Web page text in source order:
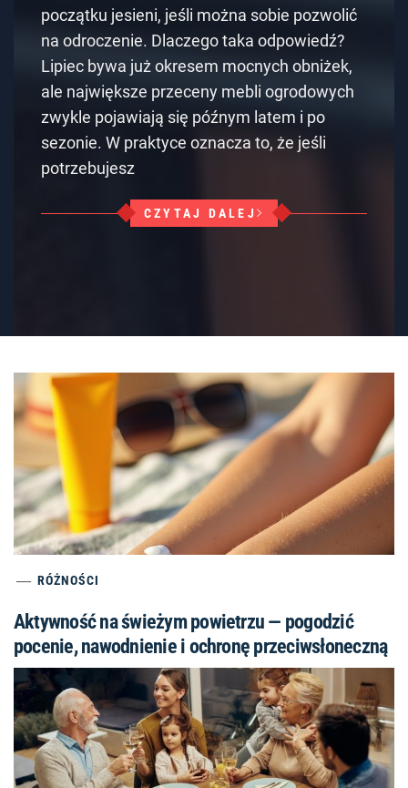
początku jesieni, jeśli można sobie pozwolić
na odroczenie. Dlaczego taka odpowiedź?
Lipiec bywa już okresem mocnych obniżek,
ale największe przeceny mebli ogrodowych
zwykle pojawiają się późnym latem i po
sezonie. W praktyce oznacza to, że jeśli
potrzebujesz
CZYTAJ DALEJ
RÓŻNOŚCI
Aktywność na świeżym powietrzu — pogodzić
pocenie, nawodnienie i ochronę przeciwsłoneczną